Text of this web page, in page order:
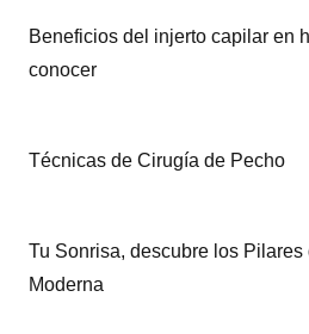
Beneficios del injerto capilar en
conocer
Técnicas de Cirugía de Pecho
Tu Sonrisa, descubre los
Moderna